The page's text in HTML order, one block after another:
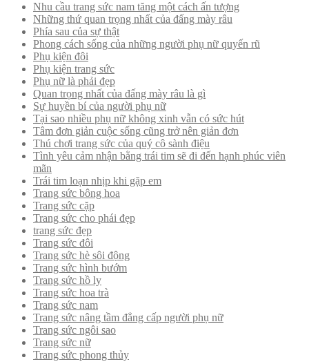
Nhu cầu trang sức nam tăng một cách ấn tượng
Những thứ quan trọng nhất của đấng mày râu
Phía sau của sự thật
Phong cách sống của những người phụ nữ quyến rũ
Phụ kiện đôi
Phụ kiện trang sức
Phụ nữ là phải đẹp
Quan trọng nhất của đấng mày râu là gì
Sự huyền bí của người phụ nữ
Tại sao nhiều phụ nữ không xinh vẫn có sức hút
Tâm đơn giản cuộc sống cũng trở nên giản đơn
Thú chơi trang sức của quý cô sành điệu
Tình yêu cảm nhận bằng trái tim sẽ đi đến hạnh phúc viên
mãn
Trái tim loạn nhịp khi gặp em
Trang sức bông hoa
Trang sức cặp
Trang sức cho phái đẹp
trang sức đẹp
Trang sức đôi
Trang sức hè sôi động
Trang sức hình bướm
Trang sức hồ ly
Trang sức hoa trà
Trang sức nam
Trang sức nâng tầm đẳng cấp người phụ nữ
Trang sức ngôi sao
Trang sức nữ
Trang sức phong thủy